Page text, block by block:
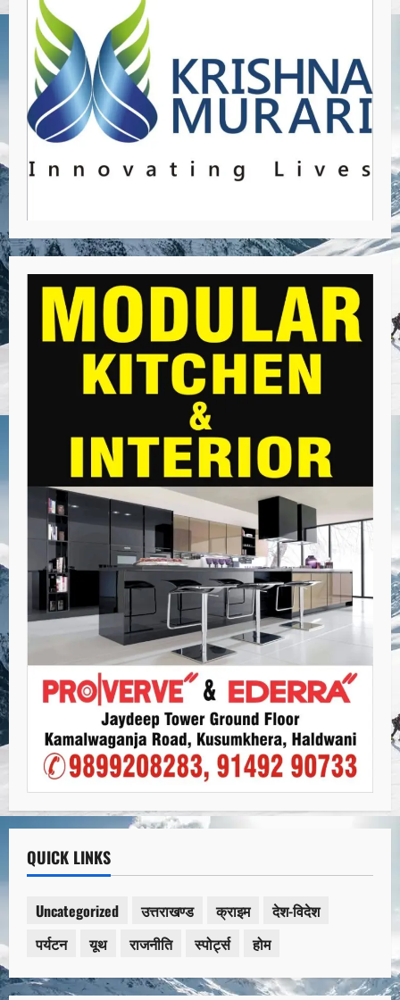
QUICK LINKS
Uncategorized उत्तराखण्ड क्राइम
देश-विदेश
पर्यटन
यूथ राजनीति स्पोर्ट्स होम